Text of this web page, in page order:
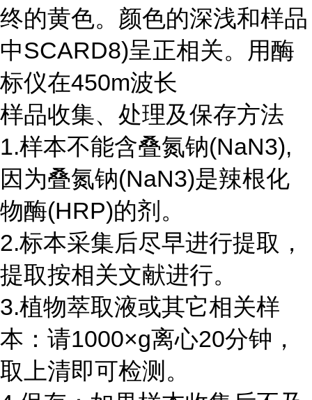
终的黄色。颜色的深浅和样品
中SCARD8)呈正相关。用酶
标仪在450m波长
样品收集、处理及保存方法
1.样本不能含叠氮钠(NaN3),
因为叠氮钠(NaN3)是辣根化
物酶(HRP)的剂。
2.标本采集后尽早进行提取，
提取按相关文献进行。
3.植物萃取液或其它相关样
本：请1000×g离心20分钟，
取上清即可检测。